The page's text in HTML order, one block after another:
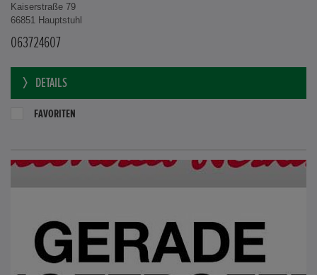
Kaiserstraße 79
66851 Hauptstuhl
063724607
DETAILS
FAVORITEN